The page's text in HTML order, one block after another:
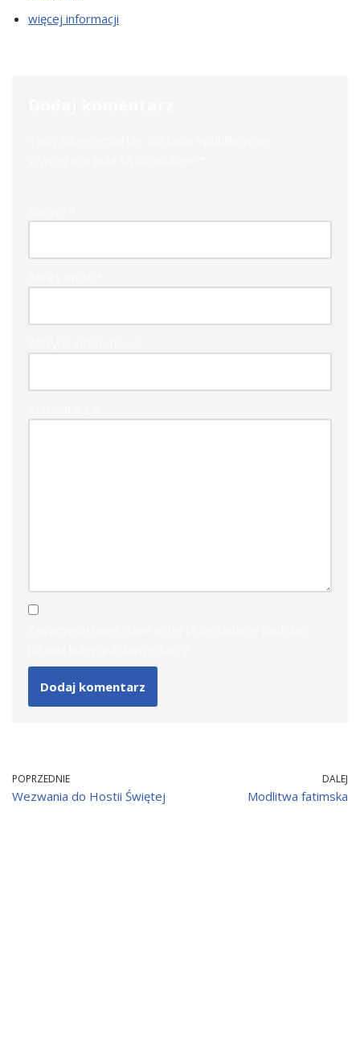
więcej informacji
POPRZEDNIE
Wezwania do Hostii Świętej
DALEJ
Modlitwa fatimska